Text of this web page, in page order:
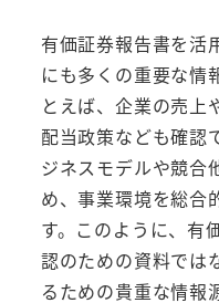
有価証券報告書を活
にも多くの重要な情
とえば、企業の売上
配当政策なども確認
ジネスモデルや競合
め、事業環境を総合
す。このように、有
認のための資料では
るための貴重な情報